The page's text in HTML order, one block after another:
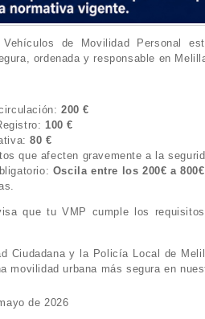
de Movilidad Personal
ordenada y responsable en
200 €
100 €
80 €
que afecten gravemente a la
Oscila entre los 200€ a
que tu VMP cumple los
Ciudadana y la Policía Local de
movilidad urbana más segura en
de 2026